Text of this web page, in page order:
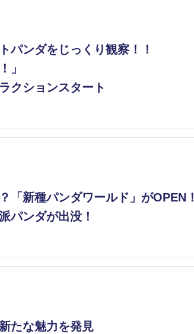
パンダをじっくり観察！！
」
クションスタート
「新種パンダワールド」がOPEN！
パンダが出没！
たな魅力を発見